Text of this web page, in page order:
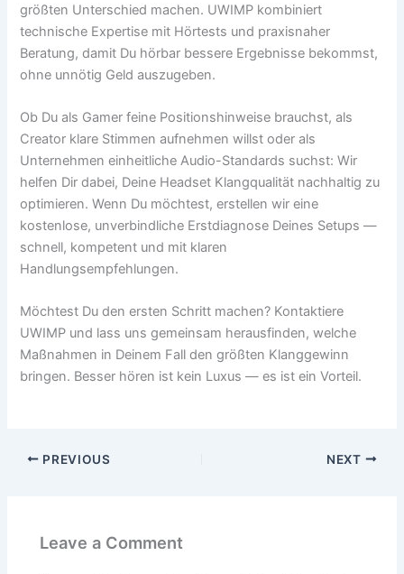
größten Unterschied machen. UWIMP kombiniert
technische Expertise mit Hörtests und praxisnaher
Beratung, damit Du hörbar bessere Ergebnisse bekommst,
ohne unnötig Geld auszugeben.
Ob Du als Gamer feine Positionshinweise brauchst, als
Creator klare Stimmen aufnehmen willst oder als
Unternehmen einheitliche Audio-Standards suchst: Wir
helfen Dir dabei, Deine Headset Klangqualität nachhaltig zu
optimieren. Wenn Du möchtest, erstellen wir eine
kostenlose, unverbindliche Erstdiagnose Deines Setups —
schnell, kompetent und mit klaren
Handlungsempfehlungen.
Möchtest Du den ersten Schritt machen? Kontaktiere
UWIMP und lass uns gemeinsam herausfinden, welche
Maßnahmen in Deinem Fall den größten Klanggewinn
bringen. Besser hören ist kein Luxus — es ist ein Vorteil.
PREVIOUS NEXT
Leave a Comment